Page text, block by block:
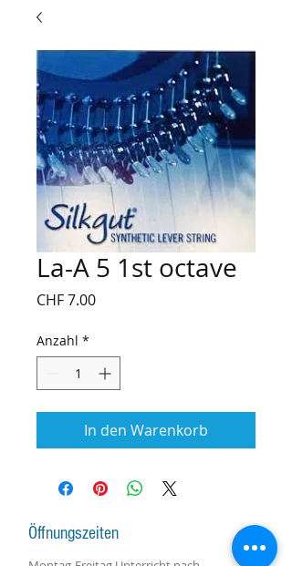
La-A 5 1st octave
CHF 7.00Preis
Anzahl *
In den Warenkorb
Öffnungszeiten